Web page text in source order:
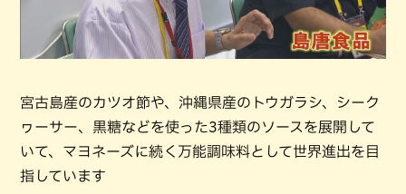
宮古島産のカツオ節や、沖縄県産のトウガラシ、シーク
ヮーサー、黒糖などを使った3種類のソースを展開して
いて、マヨネーズに続く万能調味料として世界進出を目
指しています